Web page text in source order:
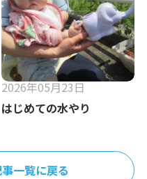
2026年05月23日
はじめての水やり
一覧に戻る